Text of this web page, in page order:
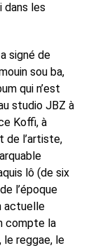
dans les
signé de
sou ba,
qui n’est
studio JBZ à
Koffi, à
de l’artiste,
lô (de six
l’époque
actuelle
compte la
le reggae, le